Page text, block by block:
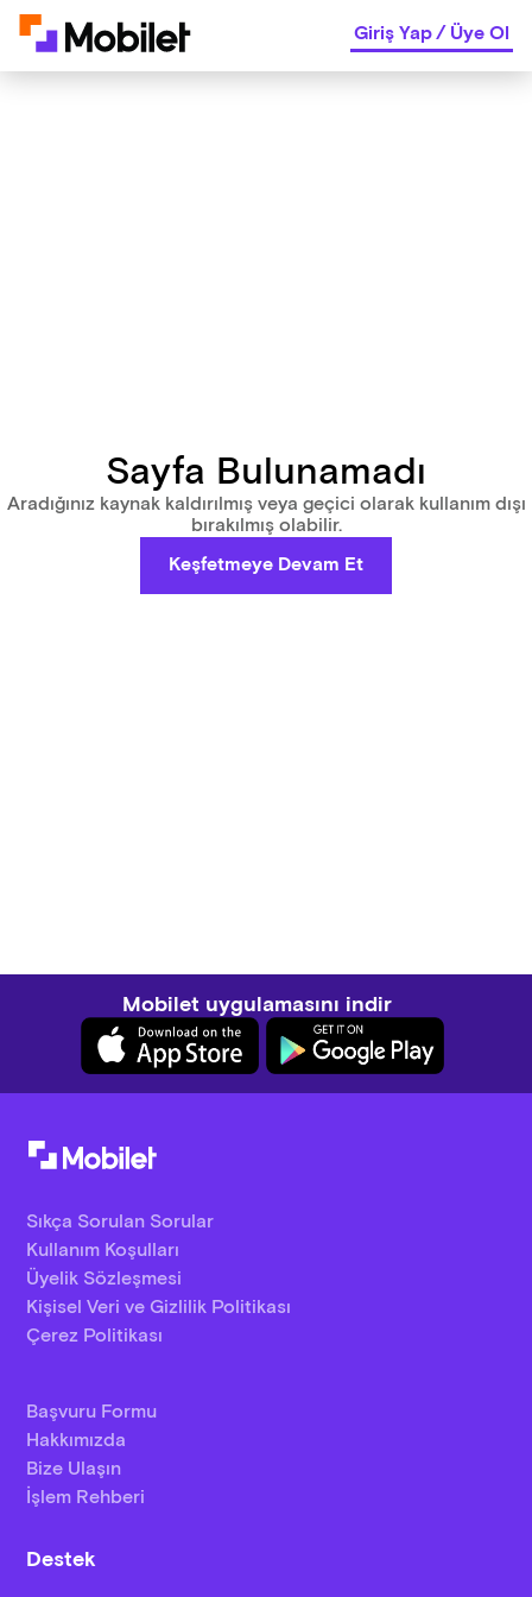
Giriş Yap/Üye Ol
Sayfa Bulunamadı
Aradığınız kaynak kaldırılmış veya geçici olarak kullanım dışı
bırakılmış olabilir.
Keşfetmeye Devam Et
Mobilet uygulamasını indir
Sıkça Sorulan Sorular
Kullanım Koşulları
Üyelik Sözleşmesi
Kişisel Veri ve Gizlilik Politikası
Çerez Politikası
Başvuru Formu
Hakkımızda
Bize Ulaşın
İşlem Rehberi
Destek